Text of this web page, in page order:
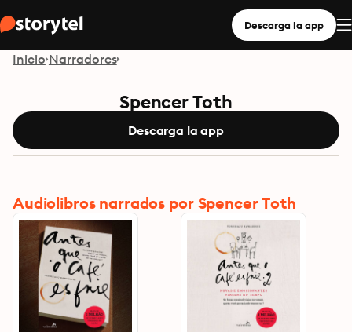
Descarga la app
Inicio Narradores
Spencer Toth
Descarga la app
Audiolibros narrados por Spencer Toth